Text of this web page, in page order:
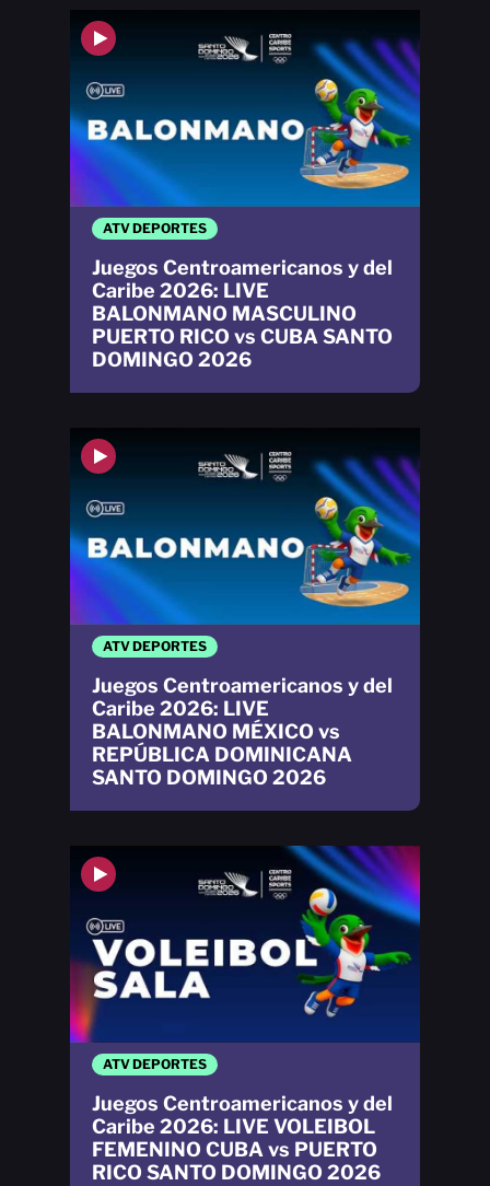
ATV DEPORTES
Juegos Centroamericanos y del
Caribe 2026: LIVE
BALONMANO MASCULINO
PUERTO RICO vs CUBA SANTO
DOMINGO 2026
ATV DEPORTES
Juegos Centroamericanos y del
Caribe 2026: LIVE VOLEIBOL
FEMENINO CUBA vs PUERTO
RICO SANTO DOMINGO 2026
ATV DEPORTES
Juegos Centroamericanos y del
Caribe 2026: LIVE
BALONMANO MÉXICO vs
REPÚBLICA DOMINICANA
SANTO DOMINGO 2026